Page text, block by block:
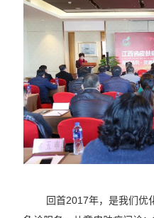
回首2017年，是我们优化